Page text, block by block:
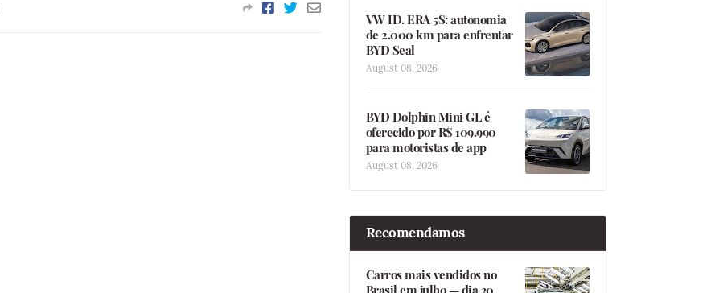
VW ID. ERA 5S: autonomia
de 2.000 km para enfrentar
BYD Seal
August 08, 2026
BYD Dolphin Mini GL é
oferecido por R$ 109.990
para motoristas de app
August 08, 2026
Recomendamos
Carros mais vendidos no
Brasil em julho — dia 30